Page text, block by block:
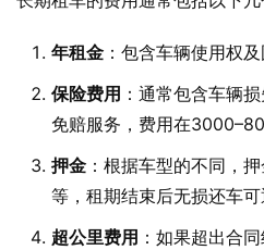
年租金 ：包含车辆使用权
保险费用 ：通常包含车辆
免赔服务，费用在
押金 ：根据车型的不同，
等，租期结束后无损还车可
超公里费用 ：如果超出合